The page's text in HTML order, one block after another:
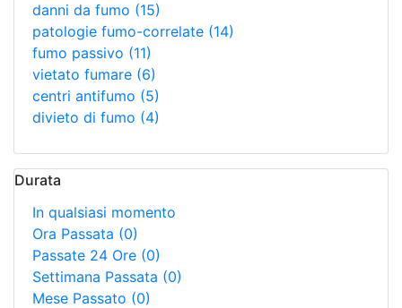
danni da fumo (15)
patologie fumo-correlate (14)
fumo passivo (11)
vietato fumare (6)
centri antifumo (5)
divieto di fumo (4)
Durata
In qualsiasi momento
Ora Passata (0)
Passate 24 Ore (0)
Settimana Passata (0)
Mese Passato (0)